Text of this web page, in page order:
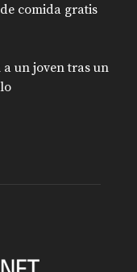
comida gratis
un joven tras un